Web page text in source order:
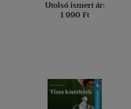
Utolsó ismert ár:
1 990 Ft